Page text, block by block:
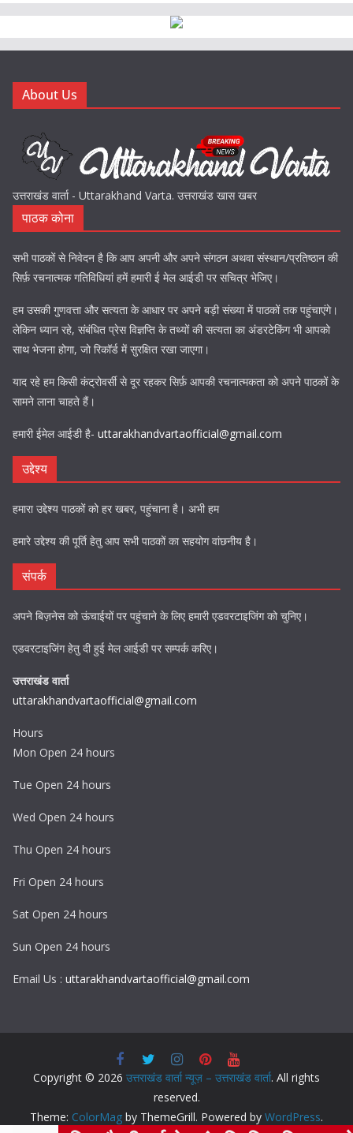
About Us
उत्तराखंड वार्ता - Uttarakhand Varta. उत्तराखंड खास खबर
पाठक कोना
सभी पाठकों से निवेदन है कि आप अपनी और अपने संगठन अथवा संस्थान/प्रतिष्ठान की
सिर्फ़ रचनात्मक गतिविधियां हमें हमारी ई मेल आईडी पर सचित्र भेजिए।
हम उसकी गुणवत्ता और सत्यता के आधार पर अपने बड़ी संख्या में पाठकों तक पहुंचाएंगे।
लेकिन ध्यान रहे, संबंधित प्रेस विज्ञप्ति के तथ्यों की सत्यता का अंडरटेकिंग भी आपको
साथ भेजना होगा, जो रिकॉर्ड में सुरक्षित रखा जाएगा।
याद रहे हम किसी कंट्रोवर्सी से दूर रहकर सिर्फ़ आपकी रचनात्मकता को अपने पाठकों के
सामने लाना चाहते हैं।
हमारी ईमेल आईडी है- uttarakhandvartaofficial@gmail.com
उद्देश्य
हमारा उद्देश्य पाठकों को हर खबर, पहुंचाना है। अभी हम
हमारे उद्देश्य की पूर्ति हेतु आप सभी पाठकों का सहयोग वांछनीय है।
संपर्क
अपने बिज़नेस को ऊंचाईयों पर पहुंचाने के लिए हमारी एडवरटाइजिंग को चुनिए।
एडवरटाइजिंग हेतु दी हुई मेल आईडी पर सम्पर्क करिए।
उत्तराखंड वार्ता
uttarakhandvartaofficial@gmail.com
Hours
Mon Open 24 hours
Tue Open 24 hours
Wed Open 24 hours
Thu Open 24 hours
Fri Open 24 hours
Sat Open 24 hours
Sun Open 24 hours
Email Us : uttarakhandvartaofficial@gmail.com
Copyright © 2026 उत्तराखंड वार्ता न्यूज़ – उत्तराखंड वार्ता. All rights
reserved.
Theme: ColorMag by ThemeGrill. Powered by WordPress.